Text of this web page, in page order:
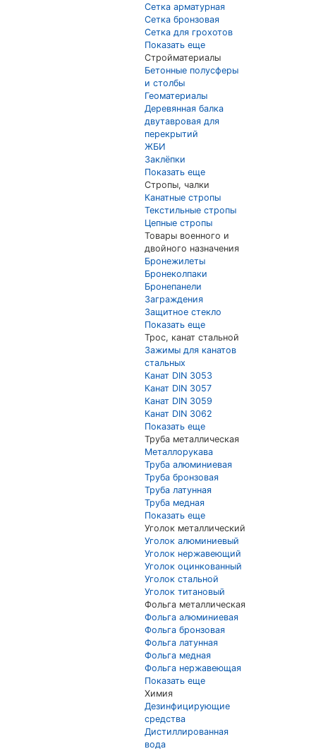
Сетка арматурная
Сетка бронзовая
Сетка для грохотов
Показать еще
Стройматериалы
Бетонные полусферы
и столбы
Геоматериалы
Деревянная балка
двутавровая для
перекрытий
ЖБИ
Заклёпки
Показать еще
Стропы, чалки
Канатные стропы
Текстильные стропы
Цепные стропы
Товары военного и
двойного назначения
Бронежилеты
Бронеколпаки
Бронепанели
Заграждения
Защитное стекло
Показать еще
Трос, канат стальной
Зажимы для канатов
стальных
Канат DIN 3053
Канат DIN 3057
Канат DIN 3059
Канат DIN 3062
Показать еще
Труба металлическая
Металлорукава
Труба алюминиевая
Труба бронзовая
Труба латунная
Труба медная
Показать еще
Уголок металлический
Уголок алюминиевый
Уголок нержавеющий
Уголок оцинкованный
Уголок стальной
Уголок титановый
Фольга металлическая
Фольга алюминиевая
Фольга бронзовая
Фольга латунная
Фольга медная
Фольга нержавеющая
Показать еще
Химия
Дезинфицирующие
средства
Дистиллированная
вода